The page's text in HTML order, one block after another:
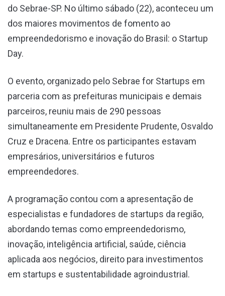
do Sebrae-SP. No último sábado (22), aconteceu um
dos maiores movimentos de fomento ao
empreendedorismo e inovação do Brasil: o Startup
Day.
O evento, organizado pelo Sebrae for Startups em
parceria com as prefeituras municipais e demais
parceiros, reuniu mais de 290 pessoas
simultaneamente em Presidente Prudente, Osvaldo
Cruz e Dracena. Entre os participantes estavam
empresários, universitários e futuros
empreendedores.
A programação contou com a apresentação de
especialistas e fundadores de startups da região,
abordando temas como empreendedorismo,
inovação, inteligência artificial, saúde, ciência
aplicada aos negócios, direito para investimentos
em startups e sustentabilidade agroindustrial.